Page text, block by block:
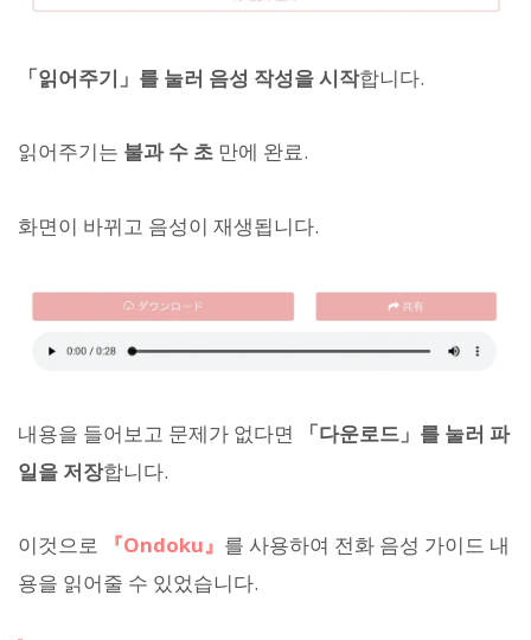
「읽어주기」를 눌러 음성 작성을 시작합니다.
읽어주기는 불과 수 초 만에 완료.
화면이 바뀌고 음성이 재생됩니다.
내용을 들어보고 문제가 없다면
「다운로드」를 눌러 파
일을 저장합니다.
이것으로 『Ondoku』 를 사용하여 전화 음성 가이드 내
용을 읽어줄 수 있었습니다.